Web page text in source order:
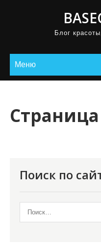
Блог
Меню
Страница
Поиск по